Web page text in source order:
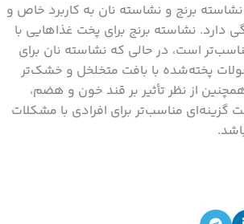
برنج و نشاسته نان به کاربرد خاص و
دارد. نشاسته برنج برای پخت غذاهایی با
است، در حالی که نشاسته نان برای
پخته‌شده با بافت متخلخل و خشک‌تر
از نظر تأثیر بر قند خون و هضم،
مناسب‌تر برای افرادی با مشکلات